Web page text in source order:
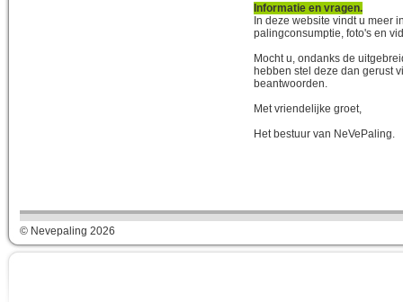
Informatie en vragen.
In deze website vindt u meer
palingconsumptie, foto's en
Mocht u, ondanks de
hebben stel deze dan gerust
beantwoorden.
Met vriendelijke groet,
Het bestuur van NeVePaling.
© Nevepaling 2026